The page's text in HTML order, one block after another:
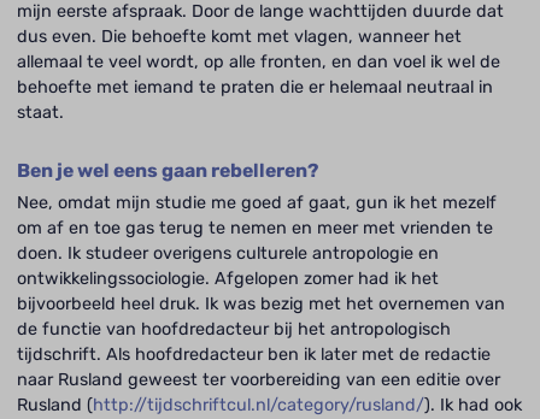
mijn eerste afspraak. Door de lange wachttijden duurde dat
dus even. Die behoefte komt met vlagen, wanneer het
allemaal te veel wordt, op alle fronten, en dan voel ik wel de
behoefte met iemand te praten die er helemaal neutraal in
staat.
Ben je wel eens gaan rebelleren?
Nee, omdat mijn studie me goed af gaat, gun ik het mezelf
om af en toe gas terug te nemen en meer met vrienden te
doen. Ik studeer overigens culturele antropologie en
ontwikkelingssociologie. Afgelopen zomer had ik het
bijvoorbeeld heel druk. Ik was bezig met het overnemen van
de functie van hoofdredacteur bij het antropologisch
tijdschrift. Als hoofdredacteur ben ik later met de redactie
naar Rusland geweest ter voorbereiding van een editie over
Rusland (http://tijdschriftcul.nl/category/rusland/). Ik had ook